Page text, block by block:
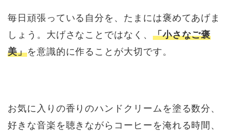
毎日頑張っている自分を、たまには褒めてあげま
しょう。大げさなことではなく、 「小さなご褒
美」を意識的に作ることが大切です。
お気に入りの香りのハンドクリームを塗る数分、
好きな音楽を聴きながらコーヒーを淹れる時間、